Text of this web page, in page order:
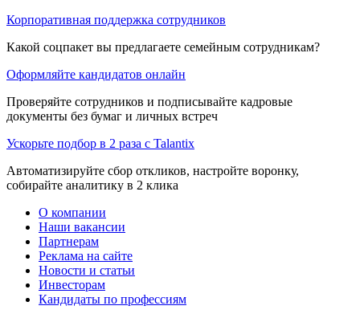
Корпоративная поддержка сотрудников
Какой соцпакет вы предлагаете семейным сотрудникам?
Оформляйте кандидатов онлайн
Проверяйте сотрудников и подписывайте кадровые
документы без бумаг и личных встреч
Ускорьте подбор в 2 раза с Talantix
Автоматизируйте сбор откликов, настройте воронку,
собирайте аналитику в 2 клика
О компании
Наши вакансии
Партнерам
Реклама на сайте
Новости и статьи
Инвесторам
Кандидаты по профессиям